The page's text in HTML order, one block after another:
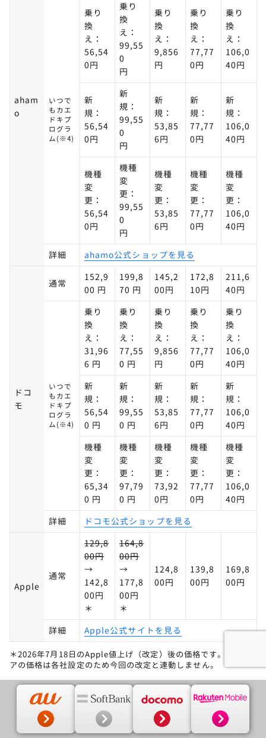
aham
o
いつで
もカエ
ドキプ
ログラ
ム(※4)
乗り
換
え：
56,54
0円
乗り
換
え：
99,55
0
円
乗り
換
え：
9,856
円
乗り
換
え：
77,77
0円
乗り
換
え：
106,0
40円
新
規：
56,54
0円
新
規：
99,55
0
円
新
規：
53,85
6円
新
規：
77,77
0円
新
規：
106,0
40円
機種
変
更：
56,54
0円
機種
変
更：
99,55
0
円
機種
変
更：
53,85
6円
機種
変
更：
77,77
0円
機種
変
更：
106,0
40円
詳細 ahamo公式ショップを見る
ドコ
モ
通常
152,9
00 円
199,8
70 円
145,2
00円
172,8
10円
211,6
40円
いつで
もカエ
ドキプ
ログラ
ム(※4)
乗り
換
え：
31,96
6 円
乗り
換
え：
77,55
0 円
乗り
換
え：
9,856
円
乗り
換
え：
77,77
0円
乗り
換
え：
106,0
40円
新
規：
56,54
0 円
新
規：
99,55
0 円
新
規：
53,85
6円
新
規：
77,77
0円
新
規：
106,0
40円
機種
変
更：
65,34
0 円
機種
変
更：
97,79
0 円
機種
変
更：
73,92
0円
機種
変
更：
77,77
0円
機種
変
更：
106,0
40円
詳細
ドコモ公式ショップを見る
Apple
通常
129,8
00円
→
142,8
00円
＊
164,8
00円
→
177,8
00円
＊
124,8
00円
139,8
00円
169,8
00円
詳細 Apple公式サイトを見る
＊2026年7月18日のApple値上げ（改定）後の価格です。キャリ
アの価格は各社設定のため今回の改定と連動しません。
iPhone17の価格はiPhone16発表時の価格よりも安く
設定されています。